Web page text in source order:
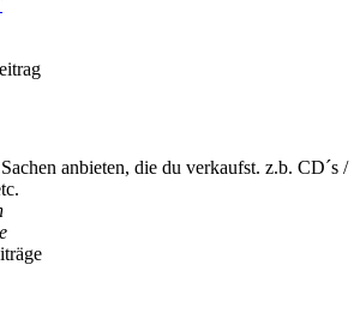
anbieten, die du verkaufst. z.b. CD´s /